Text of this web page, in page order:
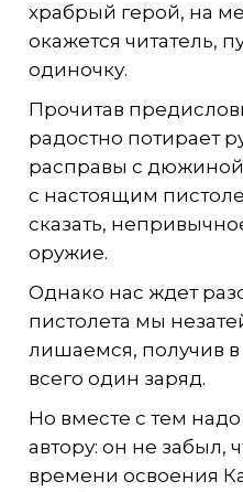
храбрый герой, на
окажется читатель,
одиночку.
Прочитав
радостно потирает
расправы с
с настоящим
сказать,
оружие.
Однако нас ждет
пистолета мы
лишаемся, получив
всего один заряд.
Но вместе с тем
автору: он не забыл,
времени освоения